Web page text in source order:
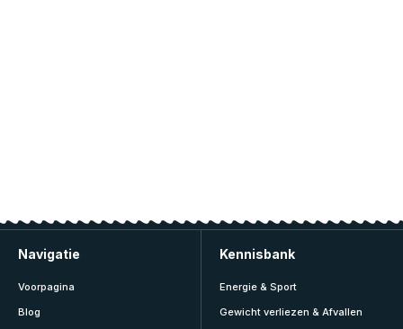
Navigatie
Voorpagina
Blog
Kennisbank
Energie & Sport
Gewicht verliezen & Afvallen